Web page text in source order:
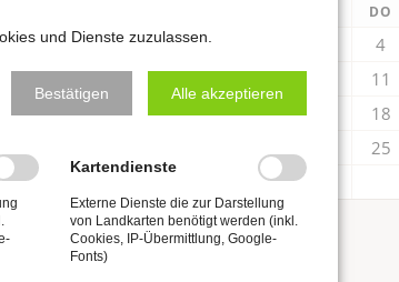
TTWOCH
DO
1 4
11
15
16 18
25
30
Kategorien
und Dienste zuzulassen.
Bestätigen Alle akzeptieren
Kartendienste
Externe Dienste die zur Darstellung
von Landkarten benötigt werden (inkl.
Cookies, IP-Übermittlung, Google-
Fonts)